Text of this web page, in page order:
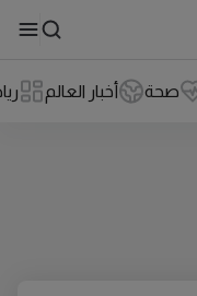
صحة أخبار العالم